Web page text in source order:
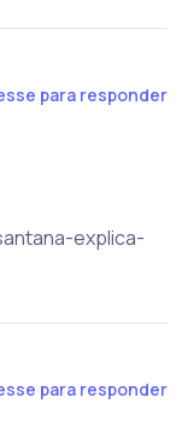
para responder
explica-
para responder